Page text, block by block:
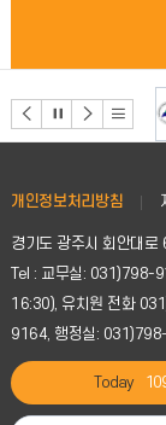
개인정보처리방침
경기도 광주시 회안대
Tel : 교무실: 031)798-
16:30), 유치원 전화
9164, 행정실:
Today